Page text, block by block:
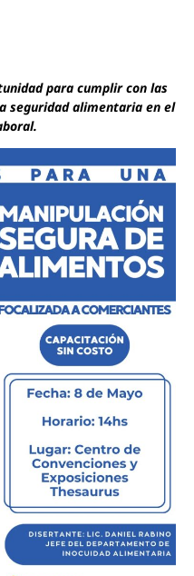
para cumplir con las
seguridad alimentaria en el